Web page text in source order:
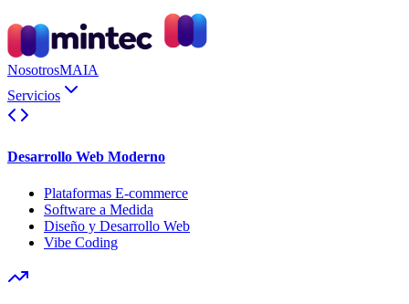
NosotrosMAIA
Servicios
Desarrollo Web Moderno
Plataformas E-commerce
Software a Medida
Diseño y Desarrollo Web
Vibe Coding